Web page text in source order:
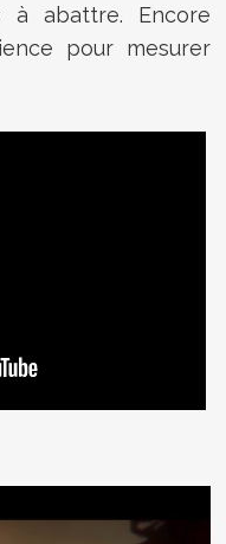
abattre. Encore
pour mesurer